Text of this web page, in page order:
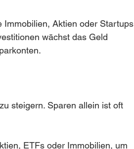
Immobilien, Aktien oder Startups
wächst das Geld
steigern. Sparen allein ist oft
ETFs oder Immobilien, um